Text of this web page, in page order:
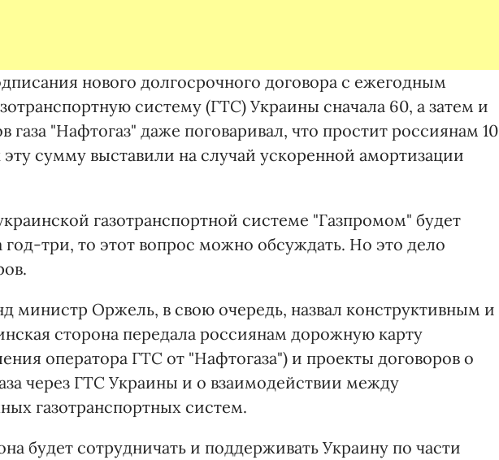
нового долгосрочного договора с ежегодным
систему (ГТС) Украины сначала 60, а затем и
газа "Нафтогаз" даже поговаривал, что простит россиянам 10
эту сумму выставили на случай ускоренной амортизации
газотранспортной системе "Газпромом" будет
три, то этот вопрос можно обсуждать. Но это дело
министр Оржель, в свою очередь, назвал конструктивным и
сторона передала россиянам дорожную карту
оператора ГТС от "Нафтогаза") и проекты договоров о
через ГТС Украины и о взаимодействии между
газотранспортных систем.
будет сотрудничать и поддерживать Украину по части